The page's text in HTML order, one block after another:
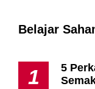
Belajar
1
5